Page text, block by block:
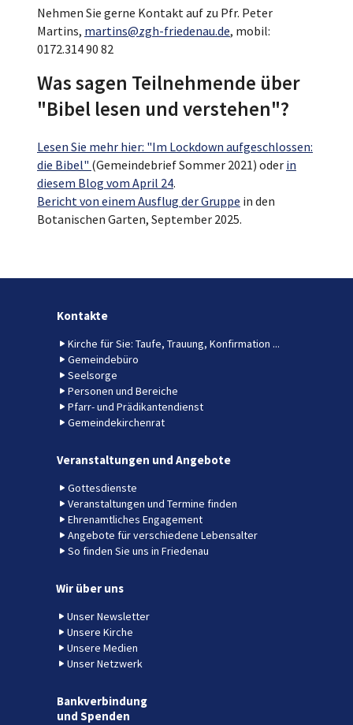
Nehmen Sie gerne Kontakt auf zu Pfr. Peter
Martins, martins@zgh-friedenau.de, mobil:
0172.314 90 82
Was sagen Teilnehmende über
"Bibel lesen und verstehen"?
Lesen Sie mehr hier: "Im Lockdown aufgeschlossen:
die Bibel" (Gemeindebrief Sommer 2021) oder in
diesem Blog vom April 24.
Bericht von einem Ausflug der Gruppe in den
Botanischen Garten, September 2025.
Kontakte
Kirche für Sie: Taufe, Trauung, Konfirmation ...
Gemeindebüro
Seelsorge
Personen und Bereiche
Pfarr- und Prädikantendienst
Gemeindekirchenrat
Veranstaltungen und Angebote
Gottesdienste
Veranstaltungen und Termine finden
Ehrenamtliches Engagement
Angebote für verschiedene Lebensalter
So finden Sie uns in Friedenau
Wir über uns
Unser Newsletter
Unsere Kirche
Unsere Medien
Unser Netzwerk
Bankverbindung
und Spenden